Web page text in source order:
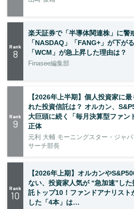
Rank
8
楽天証券で「半導体関連株」に警
「NASDAQ」「FANG+」が下が
「WCM」が急上昇した理由は？
Finasee編集部
Rank
9
【2026年上半期】個人投資家に
れた投資信託は？ オルカン、
大巨頭に続く「毎月決算型ファン
正体
元利 大輔 モーニングスター・ジャ
サーチ部長
Rank
10
【2026年上期】オルカンや
ない、投資家人気が “急加速”した
託トップ10！ファンドアナリスト
した「4本」は…